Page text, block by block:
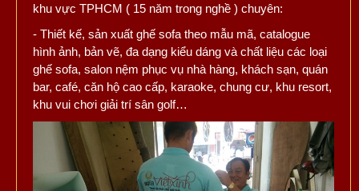
khu vực TPHCM ( 15 năm trong nghề ) chuyên:
- Thiết kế, sản xuất ghế sofa theo mẫu mã, catalogue
hình ảnh, bản vẽ, đa dạng kiểu dáng và chất liệu các loại
ghế sofa, salon nệm phục vụ nhà hàng, khách sạn, quán
bar, café, căn hộ cao cấp, karaoke, chung cư, khu resort,
khu vui chơi giải trí sân golf…